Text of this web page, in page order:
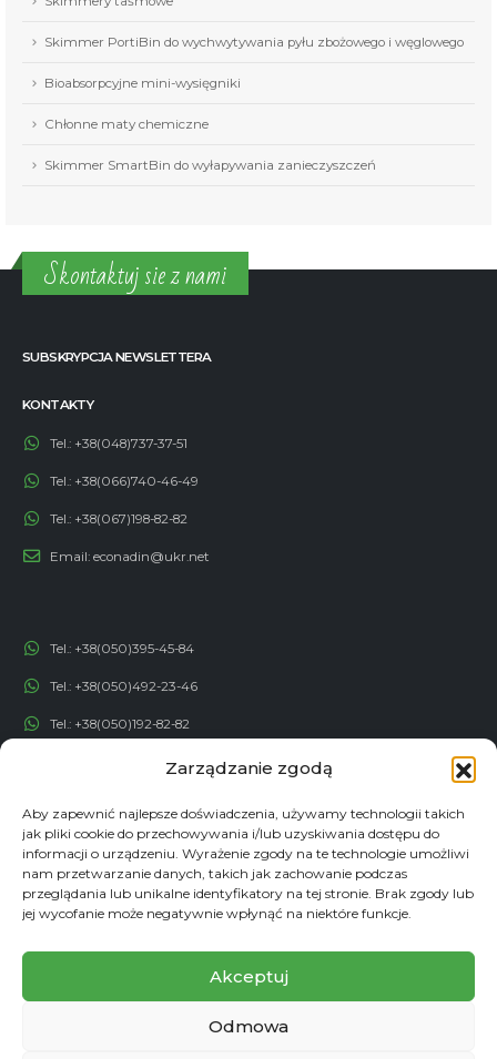
Zarządzanie zgodą
Aby zapewnić najlepsze doświadczenia, używamy technologii takich
jak pliki cookie do przechowywania i/lub uzyskiwania dostępu do
informacji o urządzeniu. Wyrażenie zgody na te technologie umożliwi
nam przetwarzanie danych, takich jak zachowanie podczas
przeglądania lub unikalne identyfikatory na tej stronie. Brak zgody lub
jej wycofanie może negatywnie wpłynąć na niektóre funkcje.
Akceptuj
Odmowa
Skimmer PortiBin do wychwytywania pyłu zbożowego i węglowego
Bioabsorpcyjne mini-wysięgniki
Chłonne maty chemiczne
Skimmer SmartBin do wyłapywania zanieczyszczeń
Skontaktuj sie z nami
SUBSKRYPCJA NEWSLETTERA
KONTAKTY
Tel.: +38(048)737-37-51
Tel.: +38(066)740-46-49
Tel.: +38(067)198-82-82
Email: econadin@ukr.net
Tel.: +38(050)395-45-84
Tel.: +38(050)492-23-46
Tel.: +38(050)192-82-82
contact@econadin.com
SIECI SPOŁECZNOŚCIOWE